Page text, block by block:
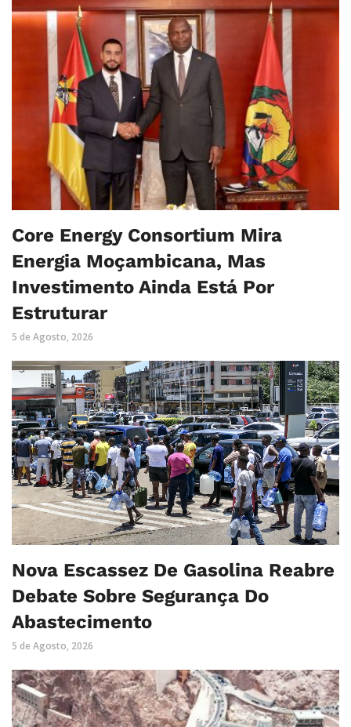
Core Energy Consortium Mira
Energia Moçambicana, Mas
Investimento Ainda Está Por
Estruturar
5 de Agosto, 2026
Nova Escassez De Gasolina Reabre
Debate Sobre Segurança Do
Abastecimento
5 de Agosto, 2026